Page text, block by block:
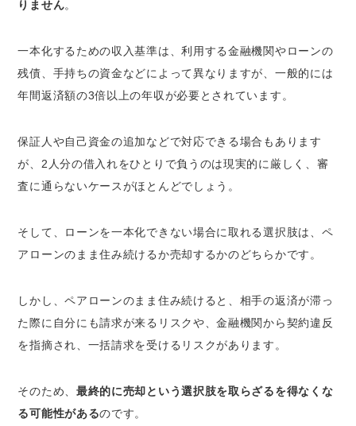
りません。
一本化するための収入基準は、利用する金融機関やローンの
残債、手持ちの資金などによって異なりますが、一般的には
年間返済額の3倍以上の年収が必要とされています。
保証人や自己資金の追加などで対応できる場合もあります
が、2人分の借入れをひとりで負うのは現実的に厳しく、審
査に通らないケースがほとんどでしょう。
そして、ローンを一本化できない場合に取れる選択肢は、ペ
アローンのまま住み続けるか売却するかのどちらかです。
しかし、ペアローンのまま住み続けると、相手の返済が滞っ
た際に自分にも請求が来るリスクや、金融機関から契約違反
を指摘され、一括請求を受けるリスクがあります。
そのため、 最終的に売却という選択肢を取らざるを得なくな
る可能性があるのです。